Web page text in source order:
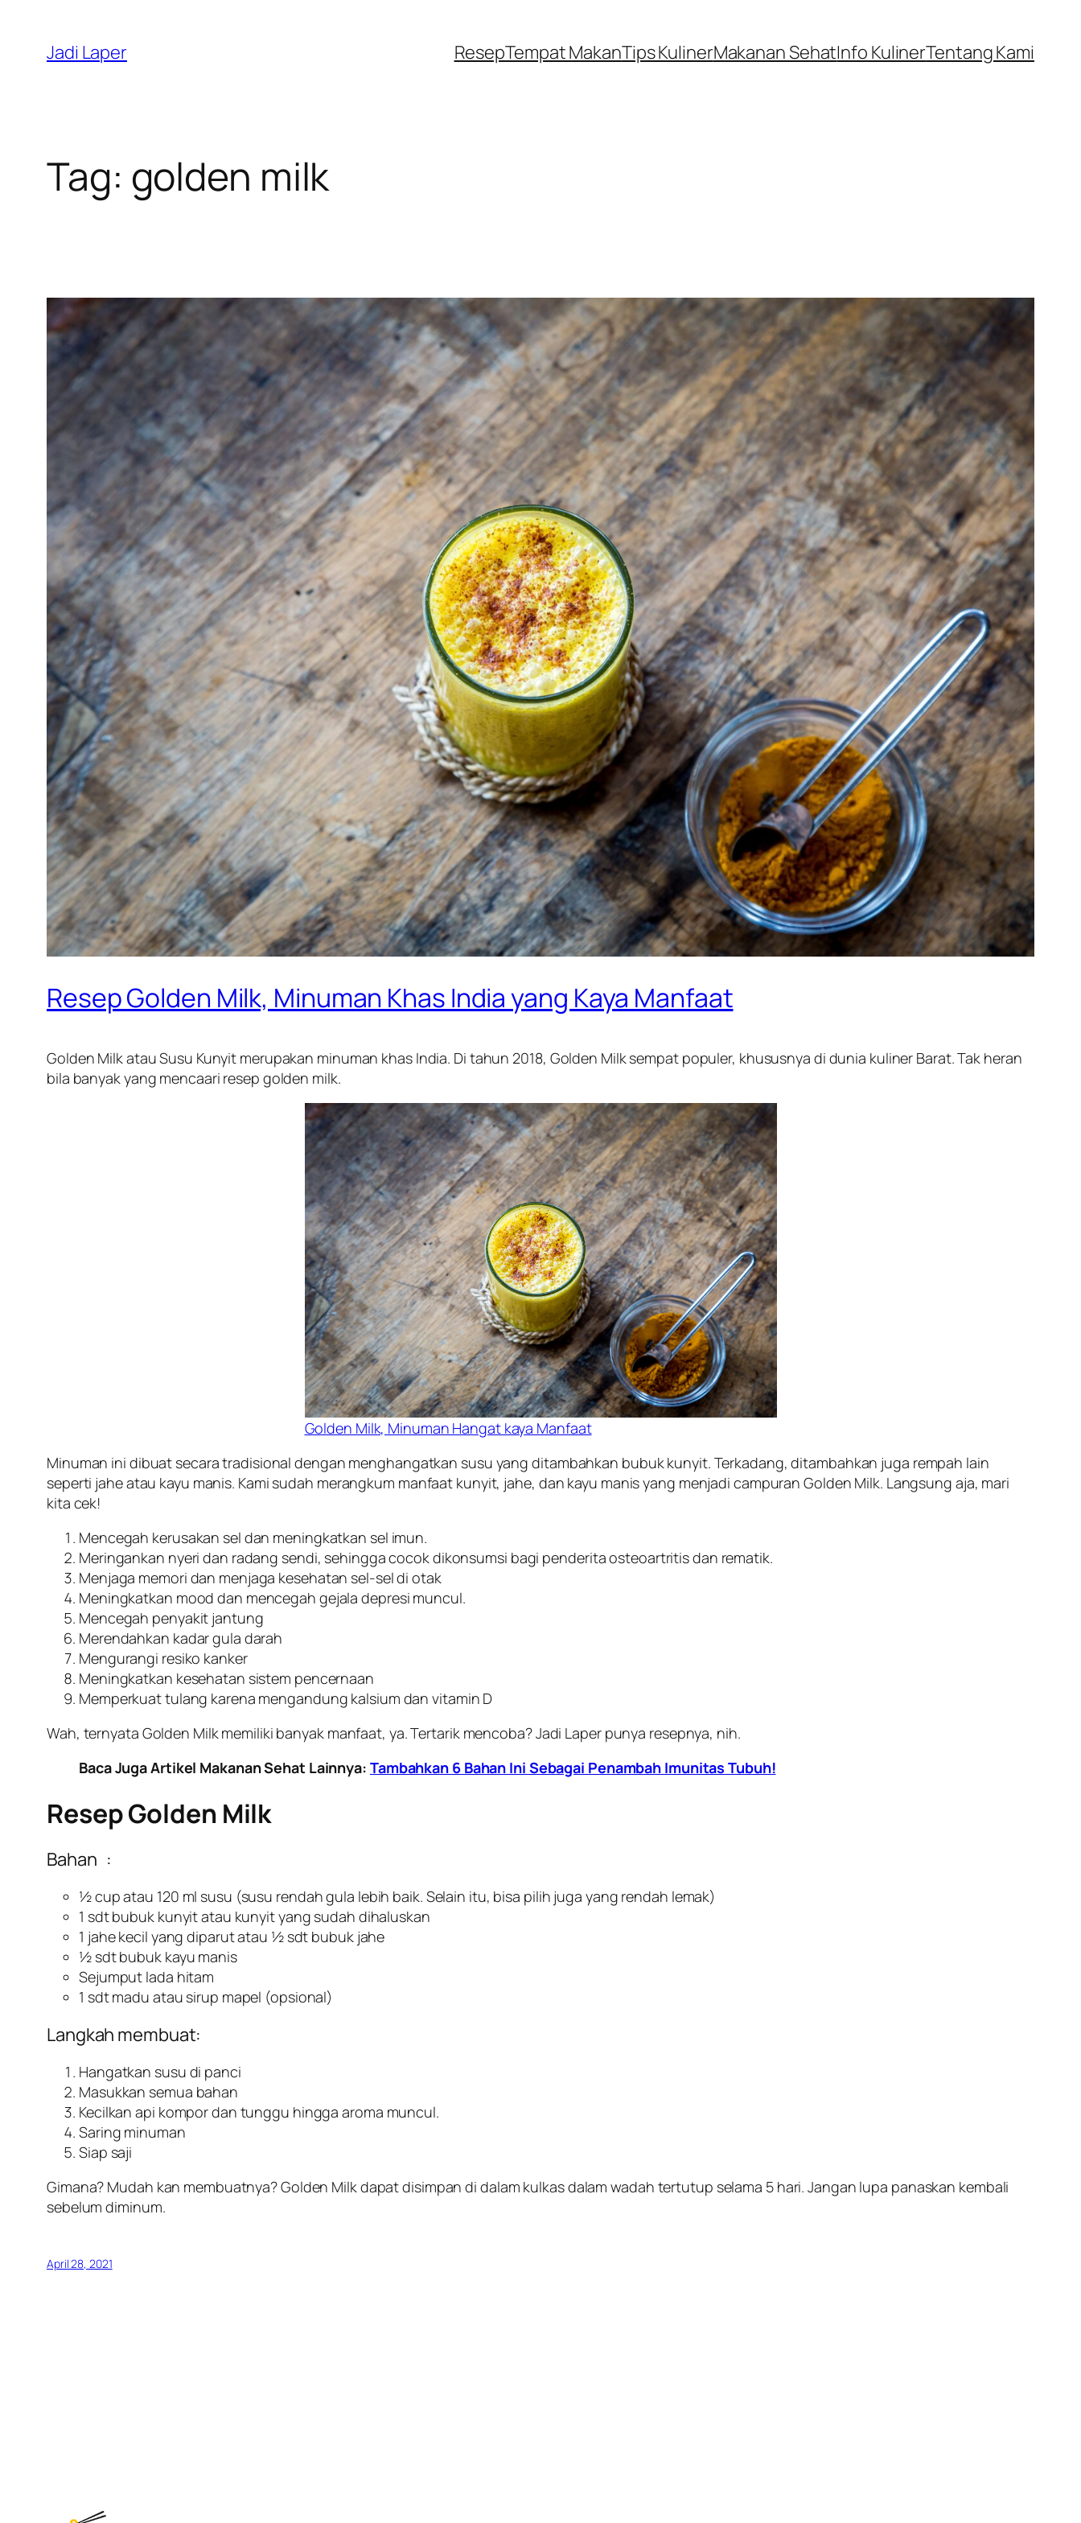
content
Jadi Laper ResepTempat MakanTips KulinerMakanan SehatInfo KulinerTentang Kami
Tag: golden milk
Resep Golden Milk, Minuman Khas India yang Kaya Manfaat
Golden Milk atau Susu Kunyit merupakan minuman khas India. Di tahun 2018, Golden Milk sempat populer, khususnya di dunia kuliner Barat. Tak heran
bila banyak yang mencaari resep golden milk.
Golden Milk, Minuman Hangat kaya Manfaat
Minuman ini dibuat secara tradisional dengan menghangatkan susu yang ditambahkan bubuk kunyit. Terkadang, ditambahkan juga rempah lain
seperti jahe atau kayu manis. Kami sudah merangkum manfaat kunyit, jahe, dan kayu manis yang menjadi campuran Golden Milk. Langsung aja, mari
kita cek!
Mencegah kerusakan sel dan meningkatkan sel imun.
Meringankan nyeri dan radang sendi, sehingga cocok dikonsumsi bagi penderita osteoartritis dan rematik.
Menjaga memori dan menjaga kesehatan sel-sel di otak
Meningkatkan mood dan mencegah gejala depresi muncul.
Mencegah penyakit jantung
Merendahkan kadar gula darah
Mengurangi resiko kanker
Meningkatkan kesehatan sistem pencernaan
Memperkuat tulang karena mengandung kalsium dan vitamin D
Wah, ternyata Golden Milk memiliki banyak manfaat, ya. Tertarik mencoba? Jadi Laper punya resepnya, nih.
Baca Juga Artikel Makanan Sehat Lainnya: Tambahkan 6 Bahan Ini Sebagai Penambah Imunitas Tubuh!
Resep Golden Milk
Bahan :
½ cup atau 120 ml susu (susu rendah gula lebih baik. Selain itu, bisa pilih juga yang rendah lemak)
1 sdt bubuk kunyit atau kunyit yang sudah dihaluskan
1 jahe kecil yang diparut atau ½ sdt bubuk jahe
½ sdt bubuk kayu manis
Sejumput lada hitam
1 sdt madu atau sirup mapel (opsional)
Langkah membuat:
Hangatkan susu di panci
Masukkan semua bahan
Kecilkan api kompor dan tunggu hingga aroma muncul.
Saring minuman
Siap saji
Gimana? Mudah kan membuatnya? Golden Milk dapat disimpan di dalam kulkas dalam wadah tertutup selama 5 hari. Jangan lupa panaskan kembali
sebelum diminum.
April 28, 2021